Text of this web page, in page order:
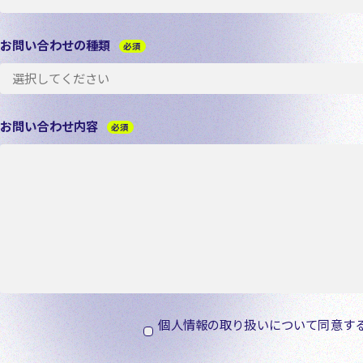
お問い合わせの種類 必須
お問い合わせ内容 必須
個人情報の取り扱いについて同意す